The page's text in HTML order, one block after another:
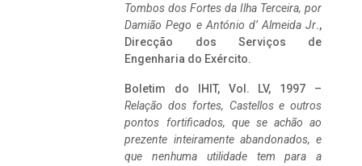
Tombos dos Fortes da Ilha Terceira, por
Damião Pego e António d’ Almeida Jr.,
Direcção dos Serviços de
Engenharia do Exército.
Boletim do IHIT, Vol. LV, 1997 –
Relação dos fortes, Castellos e outros
pontos fortificados, que se achão ao
prezente inteiramente abandonados, e
que nenhuma utilidade tem para a